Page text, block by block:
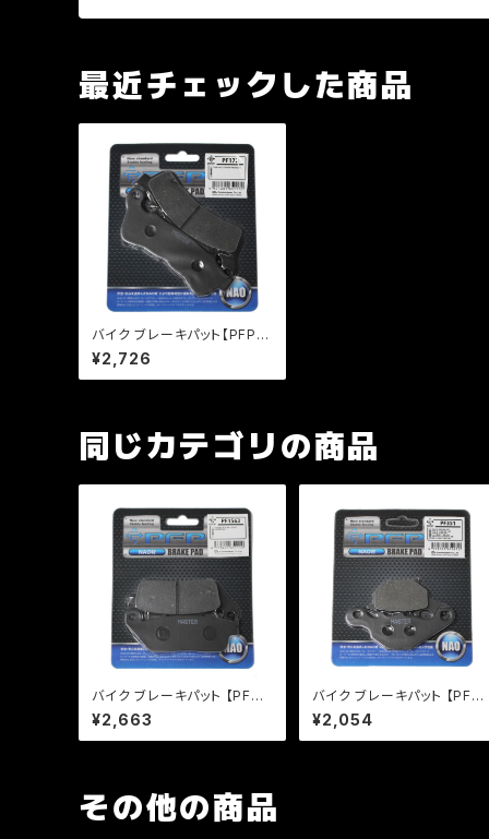
最近チェックした商品
バイク ブレーキパット【PFP
製】PF172 マスターパッド フ
ォルツァ CB400SF 【クリック
ポスト発送可能】
¥2,726
同じカテゴリの商品
バイク ブレーキパット 【PFP
製】 PF156/3 マスターパッド
VTR マグナ スティード 【クリ
ックポスト発送可能】
¥2,663
バイク ブレーキパット 【PFP
製】 PF351 マスターパッド ア
ドレス レッツ【クリックポス
発送可能】
¥2,054
その他の商品